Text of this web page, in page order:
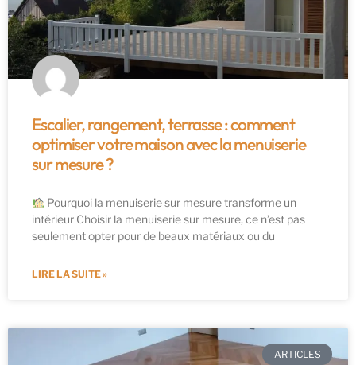
Escalier, rangement, terrasse : comment
optimiser votre maison avec la menuiserie
sur mesure ?
Pourquoi la menuiserie sur mesure transforme un
intérieur Choisir la menuiserie sur mesure, ce n’est pas
seulement opter pour de beaux matériaux ou du
LIRE LA SUITE »
ARTICLES